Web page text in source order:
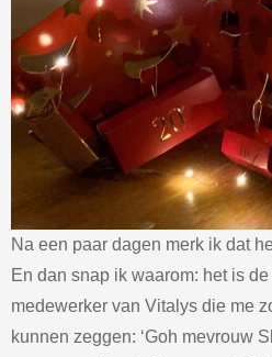
Na een paar dagen merk ik dat
En dan snap ik waarom: het is
medewerker van Vitalys die me
kunnen zeggen: ‘Goh mevrouw